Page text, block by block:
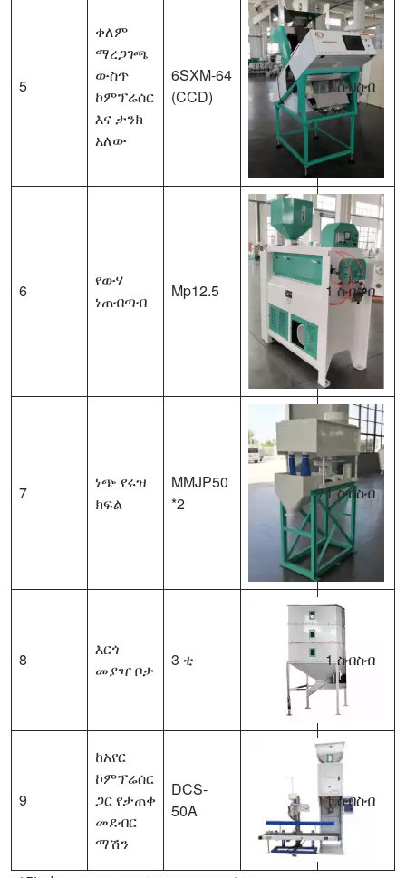
5
ቀለም
ማረጋገጫ
ውስጥ
ኮምፕሬሰር
እና ታንክ
አለው
6SXM-64
(CCD)
1 ስብስብ
6
የውሃ
ነጠብጣብ
Mp12.5 1 ስብስብ
7
ነጭ የሩዝ
ክፍል
MMJP50
*2
1 ስብስብ
8
እርጎ
መያዣ ቦታ
3 ቲ 1 ስብስብ
9
ከአየር
ኮምፕሬሰር
ጋር የታጠቀ
መደብር
ማሽን
DCS-
50A
1 ስብስብ